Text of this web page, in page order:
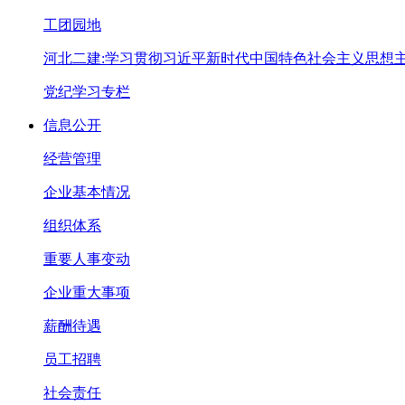
工团园地
河北二建:学习贯彻习近平新时代中国特色社会主义思想
党纪学习专栏
信息公开
经营管理
企业基本情况
组织体系
重要人事变动
企业重大事项
薪酬待遇
员工招聘
社会责任